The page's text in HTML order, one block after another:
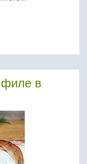
филе в